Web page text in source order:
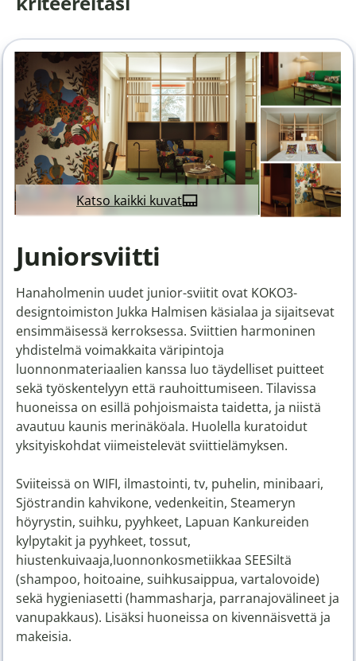
Katso kaikki kuvat
Juniorsviitti
Hanaholmenin uudet junior-sviitit ovat KOKO3-
designtoimiston Jukka Halmisen käsialaa ja sijaitsevat
ensimmäisessä kerroksessa. Sviittien harmoninen
yhdistelmä voimakkaita väripintoja
luonnonmateriaalien kanssa luo täydelliset puitteet
sekä työskentelyyn että rauhoittumiseen. Tilavissa
huoneissa on esillä pohjoismaista taidetta, ja niistä
avautuu kaunis merinäköala. Huolella kuratoidut
yksityiskohdat viimeistelevät sviittielämyksen.
Sviiteissä on WIFI, ilmastointi, tv, puhelin, minibaari,
Sjöstrandin kahvikone, vedenkeitin, Steameryn
höyrystin, suihku, pyyhkeet, Lapuan Kankureiden
kylpytakit ja pyyhkeet, tossut,
hiustenkuivaaja,luonnonkosmetiikkaa SEESiltä
(shampoo, hoitoaine, suihkusaippua, vartalovoide)
sekä hygieniasetti (hammasharja, parranajovälineet ja
vanupakkaus). Lisäksi huoneissa on kivennäisvettä ja
makeisia.